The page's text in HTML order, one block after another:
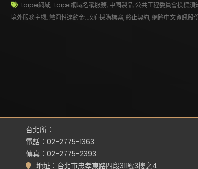
.taipei網域, .taipei網域名稱服務, 中國製品,公共工程委員會投標須
境外服務主機,懲罰性違約金,政府採購標案,終止契約,網路中文資訊股
台北所：
電話：02-2775-1363
傳真：02-2775-2393
地址：台北市忠孝東路四段311號3樓之4